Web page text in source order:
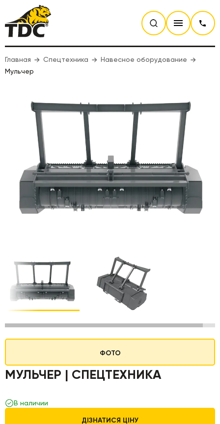
Главная Спецтехника
Навесное оборудование
Мульчер
ФОТО
МУЛЬЧЕР | СПЕЦТЕХНИКА
В наличии
ДІЗНАТИСЯ ЦІНУ